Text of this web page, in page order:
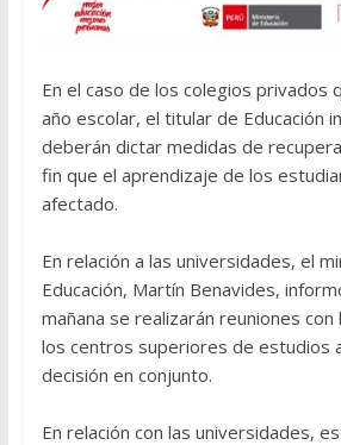
En el caso de los colegios privados
año escolar, el titular de Educación
deberán dictar medidas de
fin que el aprendizaje de los
afectado.
En relación a las universidades, el
Educación, Martín Benavides,
mañana se realizarán reuniones
los centros superiores de estudios
decisión en conjunto.
En relación con las universidades,